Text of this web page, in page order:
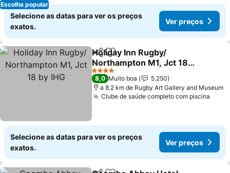
Escolha popular
Selecione as datas para ver os preços
exatos.
Ver preços
PartilharAdicionar aos favoritos
Holiday Inn Rugby/
Northampton M1, Jct 18
by IHG
Ver preços
4 Estrelas
8,0 Muito boa
5.250
a 8.2 km de Rugby Art Gallery and Museum
Clube de saúde completo com piscina
Selecione as datas para ver os preços
exatos.
Ver preços